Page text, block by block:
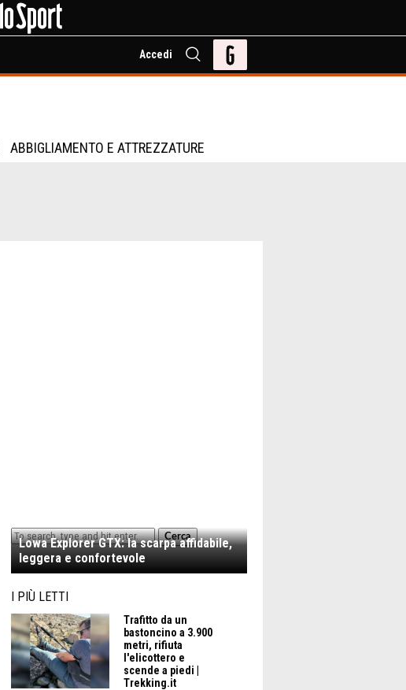
Accedi
ABBIGLIAMENTO E ATTREZZATURE
Cerca
Lowa Explorer GTX: la scarpa affidabile,
leggera e confortevole
I PIÙ LETTI
Trafitto da un
bastoncino a 3.900
metri, rifiuta
l'elicottero e
scende a piedi |
Trekking.it